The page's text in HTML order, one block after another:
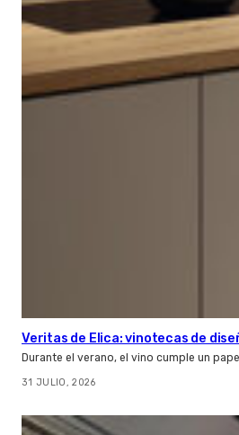
Veritas de Elica: vinotecas de
Durante el verano, el vino cumple un
31 JULIO, 2026